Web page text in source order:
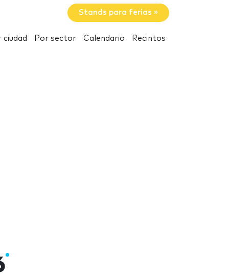
Stands para ferias »
ciudad Por sector Calendario Recintos